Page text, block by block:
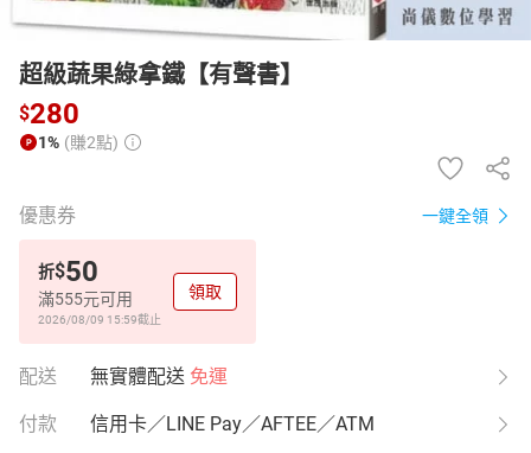
超級蔬果綠拿鐵【有聲書】
$280
1% (賺2點)
優惠券 一鍵全領
折$50
滿555元可用
2026/08/09 15:59截止
領取
配送 無實體配送 免運
付款 信用卡／LINE Pay／AFTEE／ATM